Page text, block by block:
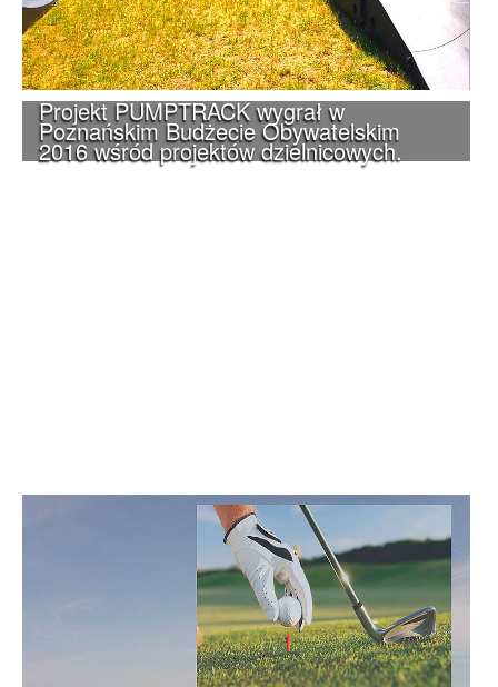
Projekt PUMPTRACK wygrał w
Poznańskim Budżecie Obywatelskim
2016 wśród projektów dzielnicowych.